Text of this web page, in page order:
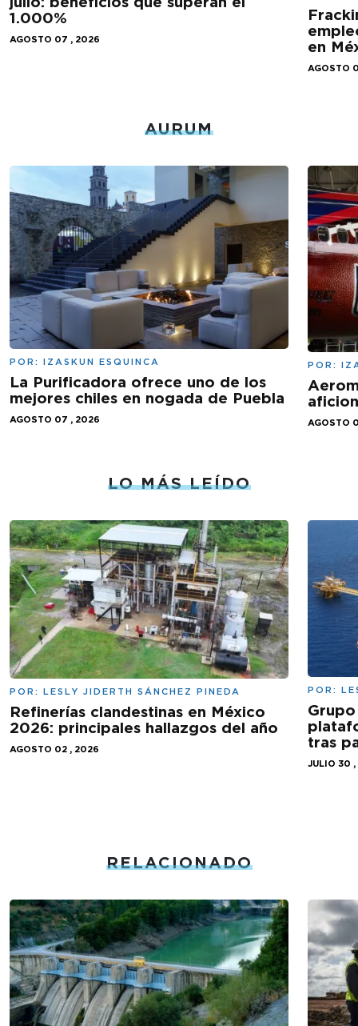
1.000%
AGOSTO 07 , 2026
en
AGOSTO
AURUM
POR: IZASKUN ESQUINCA
La Purificadora ofrece uno de los
mejores chiles en nogada de Puebla
AGOSTO 07 , 2026
POR:
AGOSTO
LO MÁS LEÍDO
POR: LESLY JIDERTH SÁNCHEZ PINEDA
Refinerías clandestinas en México
2026: principales hallazgos del año
AGOSTO 02 , 2026
POR:
tras
JULIO 30
RELACIONADO